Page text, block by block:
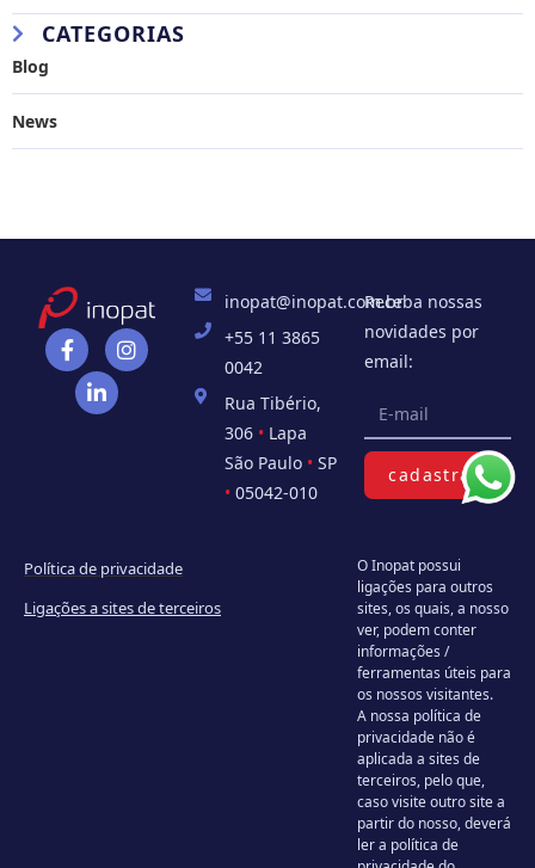
CATEGORIAS
Blog
News
inopat@inopat.com.br
+55 11 3865
0042
Rua Tibério,
306 • Lapa
São Paulo •SP
• 05042-010
Receba nossas
novidades por
email:
cadastrar
Política de privacidade
Ligações a sites de terceiros
O Inopat possui
ligações para outros
sites, os quais, a nosso
ver, podem conter
informações /
ferramentas úteis para
os nossos visitantes.
A nossa política de
privacidade não é
aplicada a sites de
terceiros, pelo que,
caso visite outro site a
partir do nosso, deverá
ler a política de